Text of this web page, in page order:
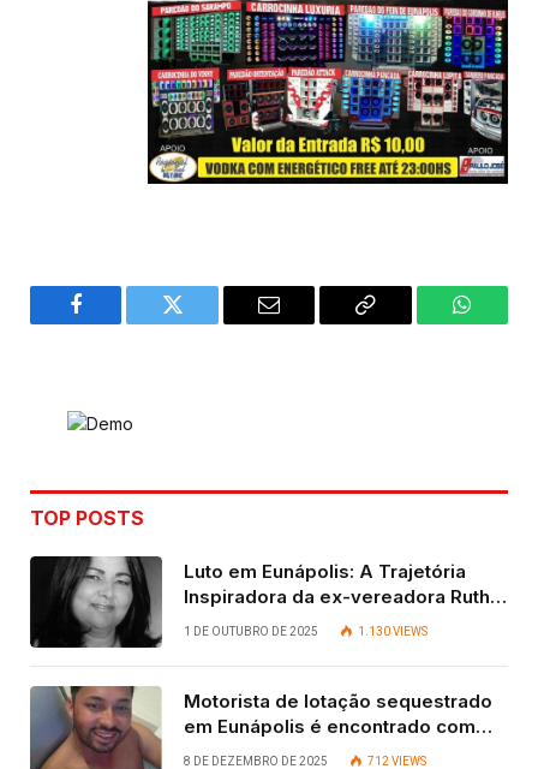
Facebook Twitter Email
Copy
TOP POSTS
Luto em Eunápolis: A Trajetória
Inspiradora da ex-vereadora Ruth
Contadora
1 DE OUTUBRO DE 2025 1.130VIEWS
Motorista de lotação sequestrado
em Eunápolis é encontrado com
vida após quatro dias.
8 DE DEZEMBRO DE 2025 712 VIEWS